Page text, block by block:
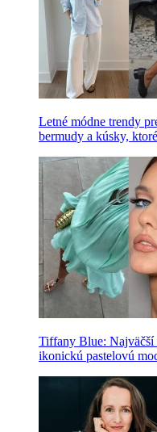
Letné módne trendy
bermudy a kúsky,
Tiffany Blue:
ikonickú pastelovú